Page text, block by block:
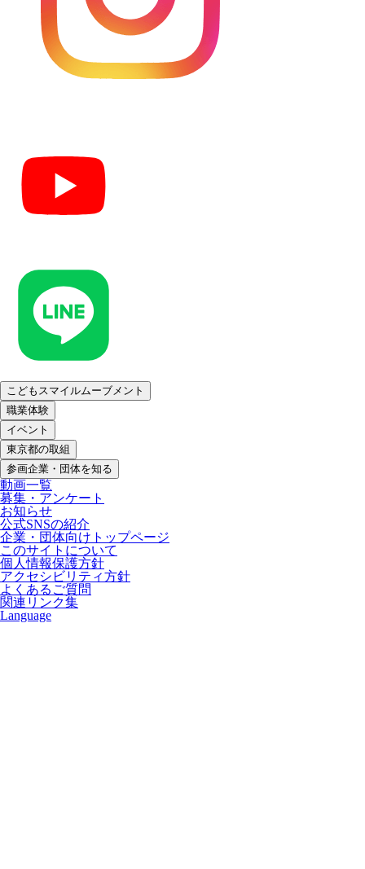
こどもスマイルムーブメント
職業体験
イベント
東京都の取組
参画企業・団体を知る
動画一覧
募集・アンケート
お知らせ
公式SNSの紹介
企業・団体向けトップページ
このサイトについて
個人情報保護方針
アクセシビリティ方針
よくあるご質問
関連リンク集
Language